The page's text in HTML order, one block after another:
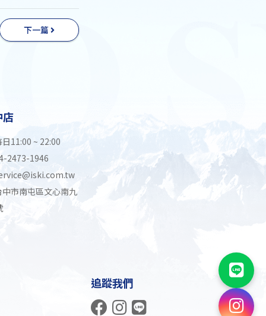
下一篇
店
11:00 ~ 22:00
2473-1946
市南屯區文心南九
追蹤我們